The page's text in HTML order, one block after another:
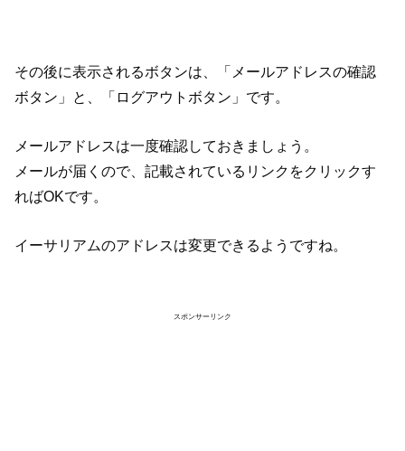
その後に表示されるボタンは、「メールアドレスの確認
ボタン」と、「ログアウトボタン」です。
メールアドレスは一度確認しておきましょう。
メールが届くので、記載されているリンクをクリックす
ればOKです。
イーサリアムのアドレスは変更できるようですね。
スポンサーリンク